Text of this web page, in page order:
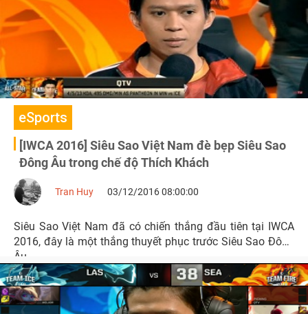
eSports
[IWCA 2016] Siêu Sao Việt Nam đè bẹp Siêu Sao
Đông Âu trong chế độ Thích Khách
Tran Huy 03/12/2016 08:00:00
Siêu Sao Việt Nam đã có chiến thắng đầu tiên tại IWCA
2016, đây là một thắng thuyết phục trước Siêu Sao Đông
Âu.